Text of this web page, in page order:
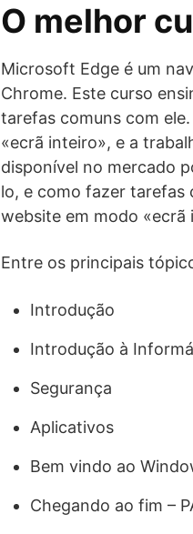
O melhor
Microsoft Edge é um
Chrome. Este curso
tarefas comuns com
«ecrã inteiro», e a
disponível no mercado
lo, e como fazer tarefas
website em modo «ecrã
Entre os principais
Introdução
Introdução à
Segurança
Aplicativos
Bem vindo ao
Chegando ao fim –